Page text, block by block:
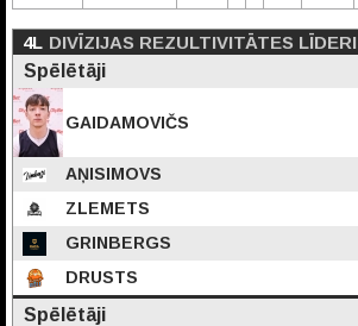
4L DIVĪZIJAS REZULTIVITĀTES LĪDERI
Spēlētāji
GAIDAMOVIČS
AŅISIMOVS
ZLEMETS
GRINBERGS
DRUSTS
Spēlētāji